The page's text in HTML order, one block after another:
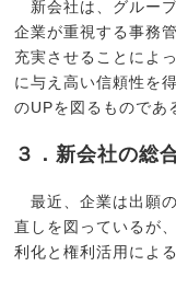
新会社は、グルー
企業が重視する事務
充実させることによ
に与え高い信頼性を
のUPを図るものであ
３．新会社の総
最近、企業は出願
直しを図っているが
利化と権利活用によ